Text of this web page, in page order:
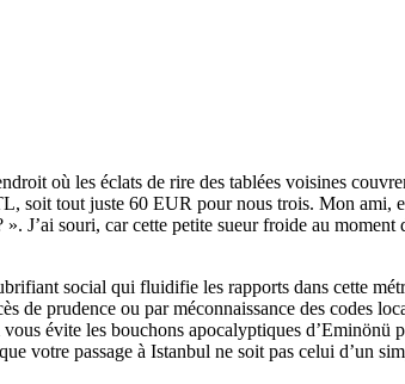
où les éclats de rire des tablées voisines
soit tout juste 60 EUR pour nous trois. Mon
J’ai souri, car cette petite sueur froide au
social qui fluidifie les rapports dans cette
de prudence ou par méconnaissance des codes
évite les bouchons apocalyptiques
votre passage à Istanbul ne soit pas celui d’un